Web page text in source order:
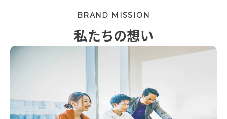
BRAND MISSION
私たちの想い